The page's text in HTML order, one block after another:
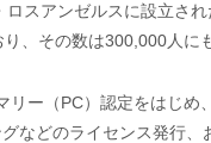
ロスアンゼルスに設立さ
、その数は300,000人に
リー（PC）認定をはじ
などのライセンス発行